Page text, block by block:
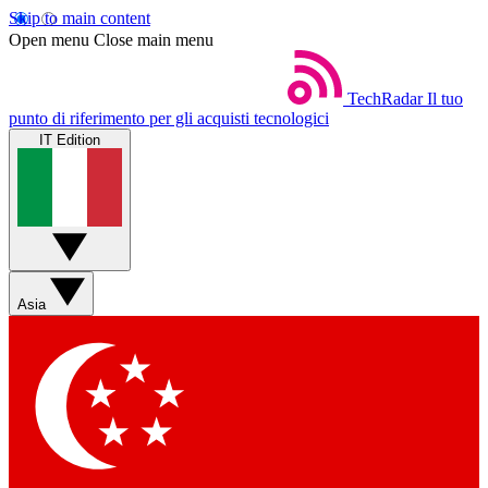
Skip to main content
Open menu Close main menu
TechRadar Il tuo
punto di riferimento per gli acquisti tecnologici
IT Edition
Asia